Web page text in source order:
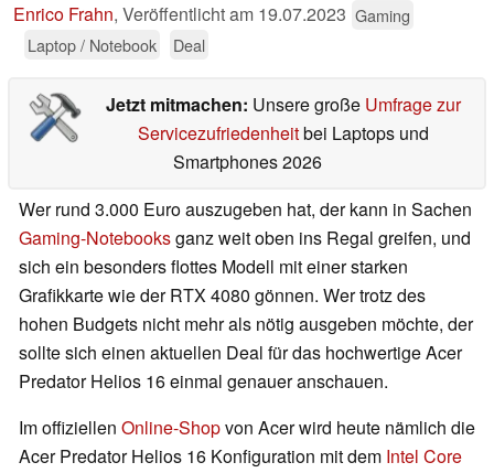
Enrico Frahn, Veröffentlicht am 19.07.2023 Gaming
Laptop / Notebook
Deal
Jetzt mitmachen: Unsere große Umfrage zur
Servicezufriedenheitbei Laptops und
Smartphones 2026
Wer rund 3.000 Euro auszugeben hat, der kann in Sachen
Gaming-Notebooksganz weit oben ins Regal greifen, und
sich ein besonders flottes Modell mit einer starken
Grafikkarte wie der RTX 4080 gönnen. Wer trotz des
hohen Budgets nicht mehr als nötig ausgeben möchte, der
sollte sich einen aktuellen Deal für das hochwertige Acer
Predator Helios 16 einmal genauer anschauen.
Im offiziellen Online-Shopvon Acer wird heute nämlich die
Acer Predator Helios 16 Konfiguration mit dem Intel Core